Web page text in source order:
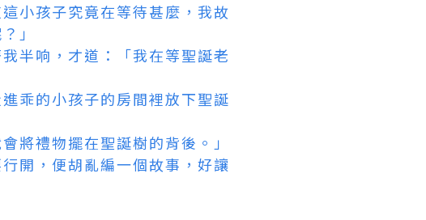
小孩子究竟在等待甚麼，我故
」
半响，才道：「我在等聖誕老
乖的小孩子的房間裡放下聖誕
將禮物擺在聖誕樹的背後。」
開，便胡亂編一個故事，好讓